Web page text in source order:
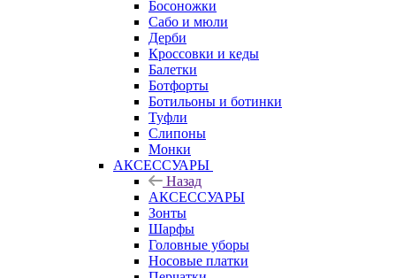
Босоножки
Сабо и мюли
Дерби
Кроссовки и кеды
Балетки
Ботфорты
Ботильоны и ботинки
Туфли
Слипоны
Монки
АКСЕССУАРЫ
Назад
АКСЕССУАРЫ
Зонты
Шарфы
Головные уборы
Носовые платки